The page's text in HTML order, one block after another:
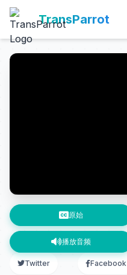
TransParrot
原始
播放音频
Twitter Facebook